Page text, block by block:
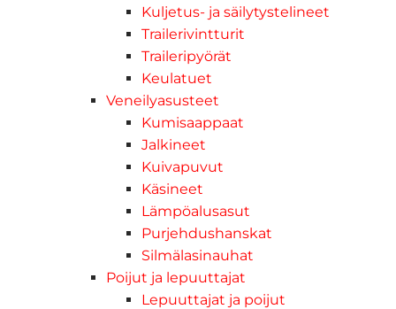
Kuljetus- ja säilytystelineet
Trailerivintturit
Traileripyörät
Keulatuet
Veneilyasusteet
Kumisaappaat
Jalkineet
Kuivapuvut
Käsineet
Lämpöalusasut
Purjehdushanskat
Silmälasinauhat
Poijut ja lepuuttajat
Lepuuttajat ja poijut